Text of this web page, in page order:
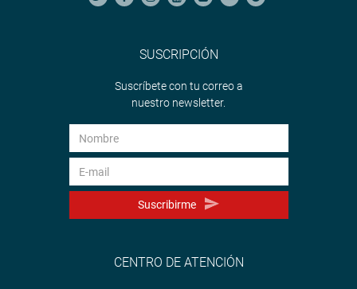
SUSCRIPCIÓN
Suscríbete con tu correo a
nuestro newsletter.
Suscribirme
CENTRO DE ATENCIÓN